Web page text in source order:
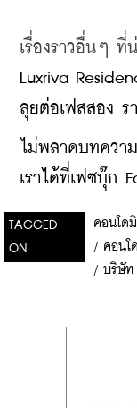
เรื่องราวอื่นๆ ที่
Luxriva
ลุยต่อเฟสสอง ร
ไม่พลาดบทควา
เราได้ที่เฟซบุ๊ก
TAGGED
ON
คอนโด
/ คอนโ
/ บริษัท